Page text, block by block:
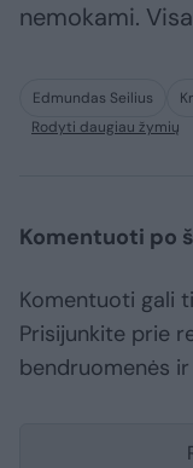
nemokami.
Edmundas Seilius
Rodyti daugiau žymių
Komentuoti po
Komentuoti gali
Prisijunkite prie
bendruomenės